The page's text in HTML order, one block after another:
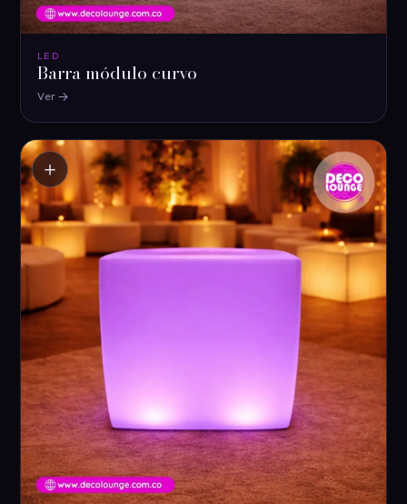
LED
Barra módulo curvo
Ver
＋